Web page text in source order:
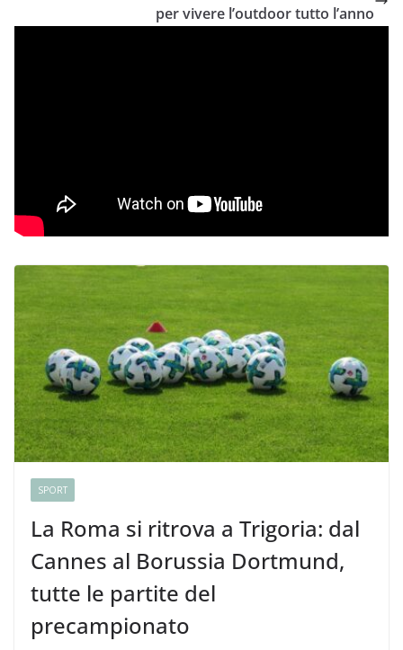
per vivere l’outdoor tutto l’anno
SPORT
La Roma si ritrova a Trigoria: dal
Cannes al Borussia Dortmund,
tutte le partite del
precampionato